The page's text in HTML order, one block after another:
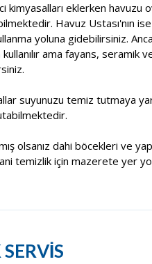
kimyasalları eklerken havuzu
Havuz Ustası'nın
yoluna gidebilirsiniz.
ama fayans, seramik
suyunuzu temiz tutmaya
olsanız dahi böcekleri ve
temizlik için mazerete yer